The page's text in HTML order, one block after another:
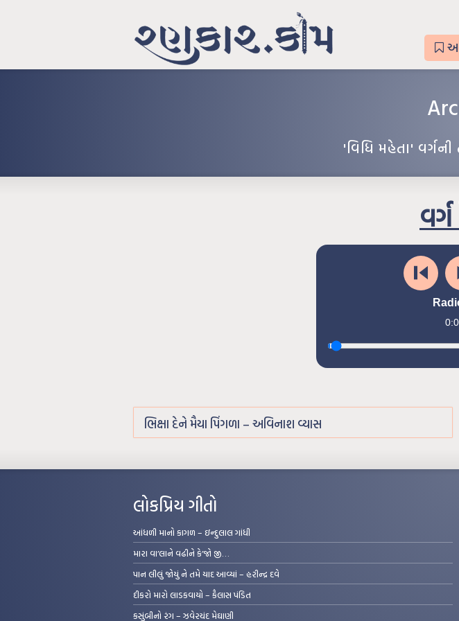
'વિધિ મહેતા'
ભિક્ષા દેને મૈયા પિંગળા – અવિનાશ વ્યાસ
લોકપ્રિય ગીતો
આંધળી માનો કાગળ – ઇન્દુલાલ ગાંધી
મારા વા’લાને વઢીને કે’જો જી…
પાન લીલું જોયું ને તમે યાદ આવ્યાં – હરીન્દ્ર દવે
દીકરો મારો લાડકવાયો – કૈલાસ પંડિત
કસુંબીનો રંગ – ઝવેરચંદ મેઘાણી